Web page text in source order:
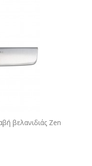
βελανιδιάς Zen